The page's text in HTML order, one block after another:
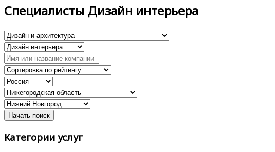
Специалисты Дизайн интерьера
Категории услуг